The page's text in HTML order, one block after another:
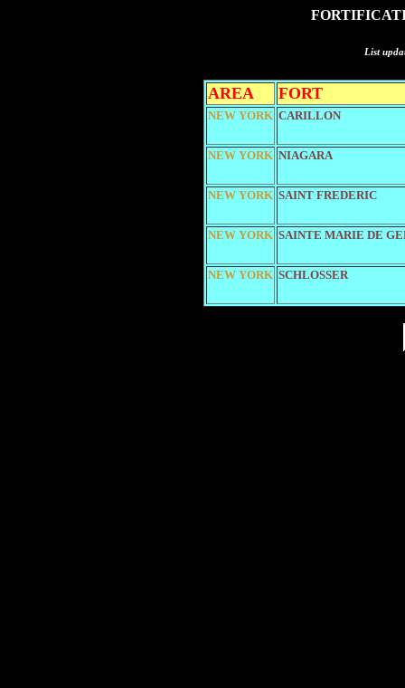
List
AREA FORT
NEW YORK CARILLON
NEW YORK NIAGARA
NEW YORK SAINT FREDERIC
NEW YORK SAINTE MARIE DE
NEW YORK SCHLOSSER